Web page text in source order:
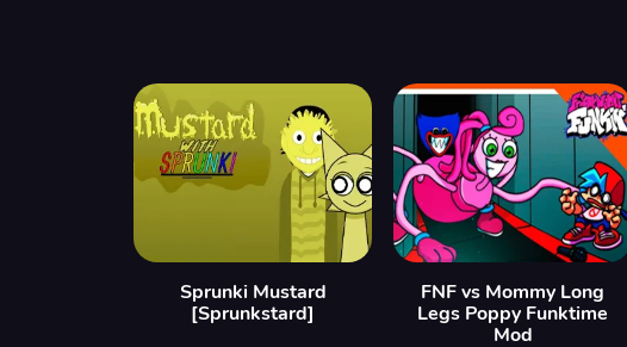
Sprunki Mustard
[Sprunkstard]
FNF vs Mommy Long
Legs Poppy Funktime
Mod